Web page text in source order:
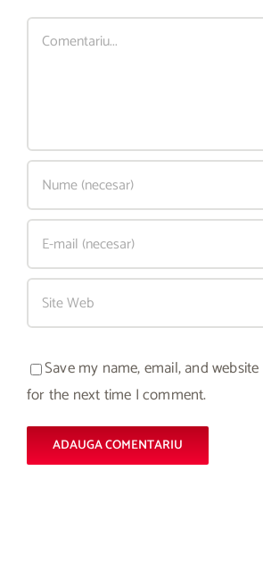
Comment
Save my name, email, and
for the next time I comment.